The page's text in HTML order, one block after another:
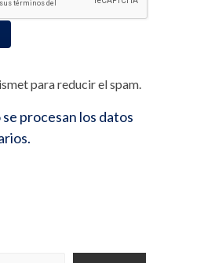
para reducir el spam.
procesan los datos